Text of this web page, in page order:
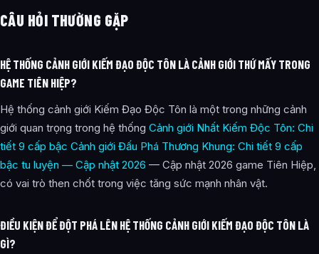
CÂU HỎI THƯỜNG GẶP
HỆ THỐNG CẢNH GIỚI KIẾM ĐẠO ĐỘC TÔN LÀ CẢNH GIỚI THỨ MẤY TRONG
GAME TIÊN HIỆP?
Hệ thống cảnh giới Kiếm Đạo Độc Tôn là một trong những cảnh
giới quan trọng trong hệ thống Cảnh giới Nhất Kiếm Độc Tôn: Chi
tiết 9 cấp bậc Cảnh giới Đấu Phá Thương Khung: Chi tiết 9 cấp
bậc tu luyện — Cập nhật 2026 — Cập nhật 2026 game Tiên Hiệp,
có vai trò then chốt trong việc tăng sức mạnh nhân vật.
ĐIỀU KIỆN ĐỂ ĐỘT PHÁ LÊN HỆ THỐNG CẢNH GIỚI KIẾM ĐẠO ĐỘC TÔN LÀ
GÌ?